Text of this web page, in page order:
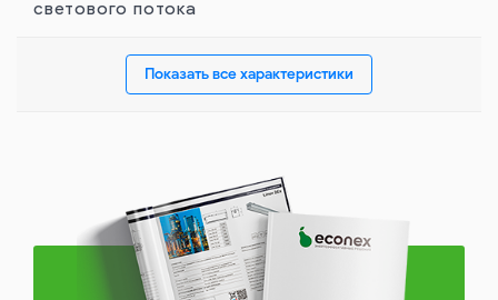
светового потока
Показать все характеристики